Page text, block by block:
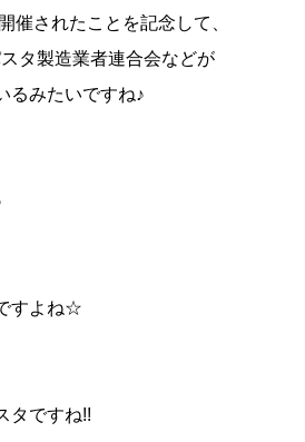
催されたことを記念して、
タ製造業者連合会などが
るみたいですね♪
すよね☆
タですね!!